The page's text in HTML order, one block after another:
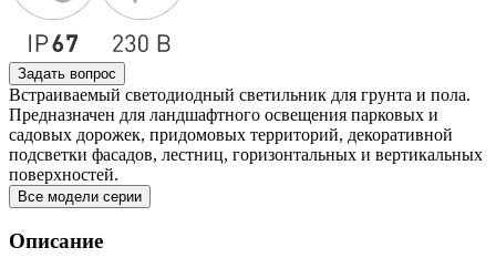
Задать вопрос
Встраиваемый светодиодный светильник для грунта и пола.
Предназначен для ландшафтного освещения парковых и
садовых дорожек, придомовых территорий, декоративной
подсветки фасадов, лестниц, горизонтальных и вертикальных
поверхностей.
Все модели серии
Описание